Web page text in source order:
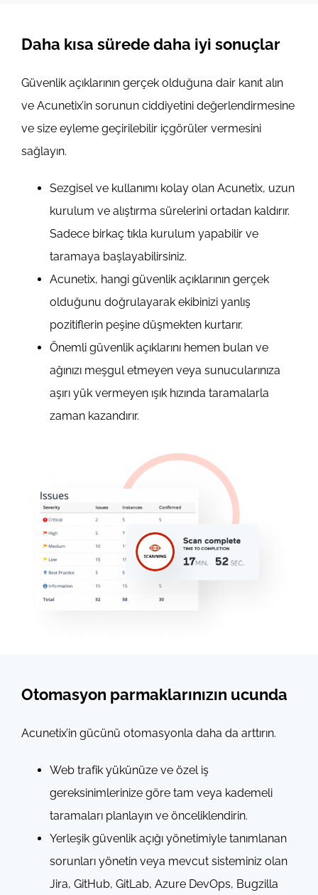
Daha kısa sürede daha iyi sonuçlar
Güvenlik açıklarının gerçek olduğuna dair kanıt alın
ve Acunetix’in sorunun ciddiyetini değerlendirmesine
ve size eyleme geçirilebilir içgörüler vermesini
sağlayın.
Sezgisel ve kullanımı kolay olan Acunetix, uzun
kurulum ve alıştırma sürelerini ortadan kaldırır.
Sadece birkaç tıkla kurulum yapabilir ve
taramaya başlayabilirsiniz.
Acunetix, hangi güvenlik açıklarının gerçek
olduğunu doğrulayarak ekibinizi yanlış
pozitiflerin peşine düşmekten kurtarır.
Önemli güvenlik açıklarını hemen bulan ve
ağınızı meşgul etmeyen veya sunucularınıza
aşırı yük vermeyen ışık hızında taramalarla
zaman kazandırır.
Otomasyon parmaklarınızın ucunda
Acunetix’in gücünü otomasyonla daha da arttırın.
Web trafik yükünüze ve özel iş
gereksinimlerinize göre tam veya kademeli
taramaları planlayın ve önceliklendirin.
Yerleşik güvenlik açığı yönetimiyle tanımlanan
sorunları yönetin veya mevcut sisteminiz olan
Jira, GitHub, GitLab, Azure DevOps, Bugzilla